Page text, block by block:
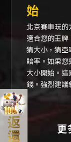
始
北京賽車玩
適合您的王
猜大小，猜
賠率。如果
大小開始。
錢。強烈建議
更